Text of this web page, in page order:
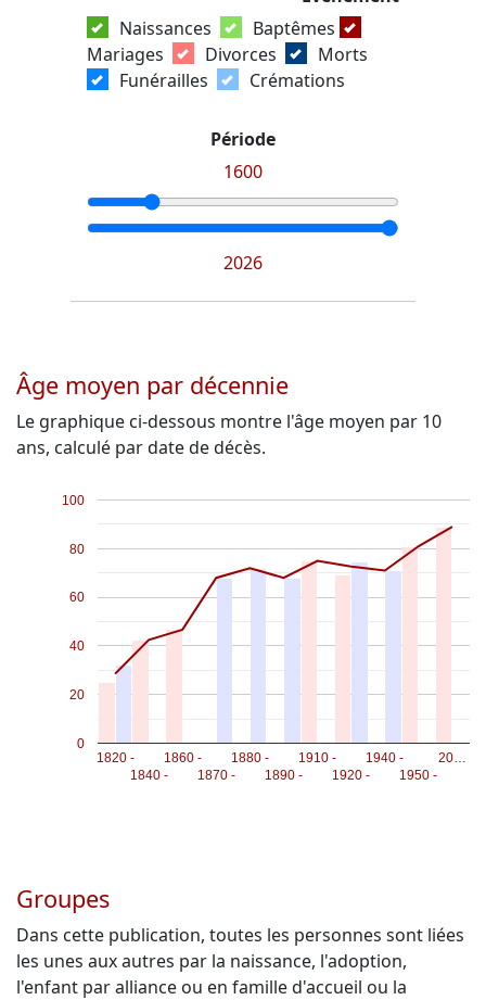
Naissances
Baptêmes
Mariages
Divorces
Morts
Funérailles
Crémations
Période
1600
2026
Âge moyen par décennie
Le graphique ci-dessous montre l'âge moyen par 10
ans, calculé par date de décès.
1820 -
1840 -
1860 -
1870 -
1880 -
1890 -
1910 -
1920 -
1940 -
1950 -
20…
0
20
40
60
80
100
Groupes
Dans cette publication, toutes les personnes sont liées
les unes aux autres par la naissance, l'adoption,
l'enfant par alliance ou en famille d'accueil ou la